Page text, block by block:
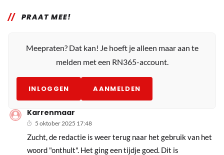
PRAAT MEE!
Meepraten? Dat kan! Je hoeft je alleen maar aan te
melden met een RN365-account.
INLOGGEN AANMELDEN
Karrenmaar
5 oktober 2025 17:48
Zucht, de redactie is weer terug naar het gebruik van het
woord "onthult". Het ging een tijdje goed. Dit is